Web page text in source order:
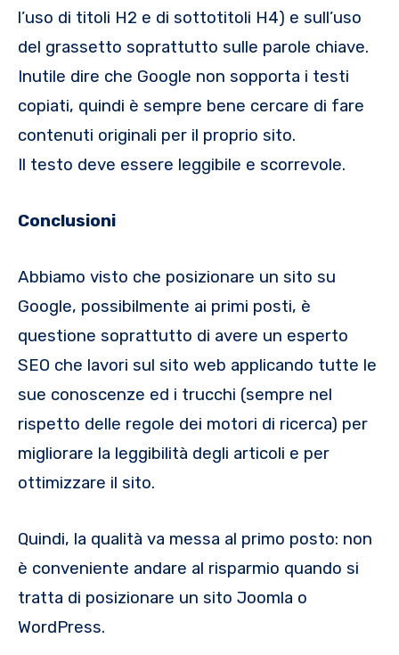
l’uso di titoli H2 e di sottotitoli H4) e sull’uso
del grassetto soprattutto sulle parole chiave.
Inutile dire che Google non sopporta i testi
copiati, quindi è sempre bene cercare di fare
contenuti originali per il proprio sito.
Il testo deve essere leggibile e scorrevole.
Conclusioni
Abbiamo visto che posizionare un sito su
Google, possibilmente ai primi posti, è
questione soprattutto di avere un esperto
SEO che lavori sul sito web applicando tutte le
sue conoscenze ed i trucchi (sempre nel
rispetto delle regole dei motori di ricerca) per
migliorare la leggibilità degli articoli e per
ottimizzare il sito.
Quindi, la qualità va messa al primo posto: non
è conveniente andare al risparmio quando si
tratta di posizionare un sito Joomla o
WordPress.